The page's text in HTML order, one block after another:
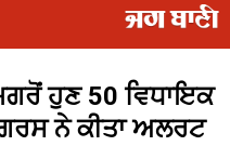
ਹੁਣ 50 ਵਿਧਾਇਕ
ਨੇ ਕੀਤਾ ਅਲਰਟ